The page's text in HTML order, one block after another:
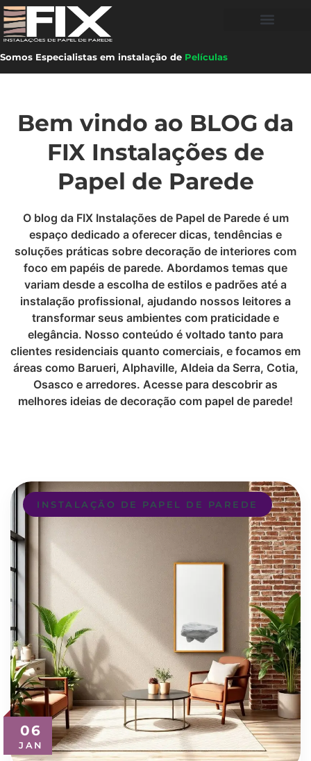
Somos Especialistas em instalação de Películas
Bem vindo ao BLOG da
FIX Instalações de
Papel de Parede
O blog da FIX Instalações de Papel de Parede é um
espaço dedicado a oferecer dicas, tendências e
soluções práticas sobre decoração de interiores com
foco em papéis de parede. Abordamos temas que
variam desde a escolha de estilos e padrões até a
instalação profissional, ajudando nossos leitores a
transformar seus ambientes com praticidade e
elegância. Nosso conteúdo é voltado tanto para
clientes residenciais quanto comerciais, e focamos em
áreas como Barueri, Alphaville, Aldeia da Serra, Cotia,
Osasco e arredores. Acesse para descobrir as
melhores ideias de decoração com papel de parede!
06
JAN
INSTALAÇÃO DE PAPEL DE PAREDE